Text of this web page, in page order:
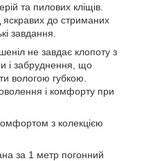
та пилових кліщів.
яскравих до стриманих
завдання.
не завдає клопоту з
і забруднення, що
вологою губкою.
і комфорту при
з колекцією
за 1 метр погонний